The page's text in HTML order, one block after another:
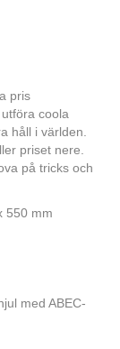
pris
coola
håll i världen.
priset nere.
på tricks och
550 mm
med ABEC-